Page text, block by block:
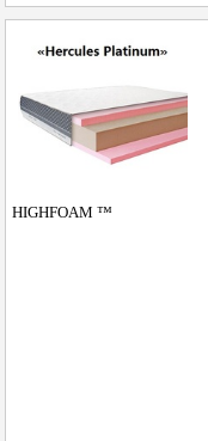
HIGHFOAM ™